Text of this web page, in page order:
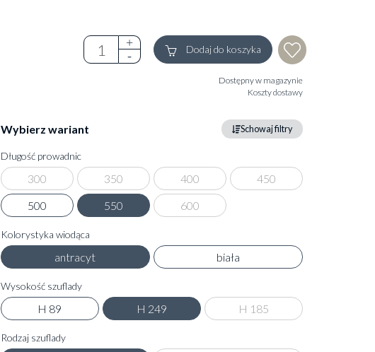
Dodaj do koszyka
Dostępny w magazynie
Koszty dostawy
Wybierz wariant Schowaj filtry
Długość prowadnic
300 350 400
450
500
550 600
Kolorystyka wiodąca
antracyt biała
Wysokość szuflady
H 89 H 249 H 185
Rodzaj szuflady